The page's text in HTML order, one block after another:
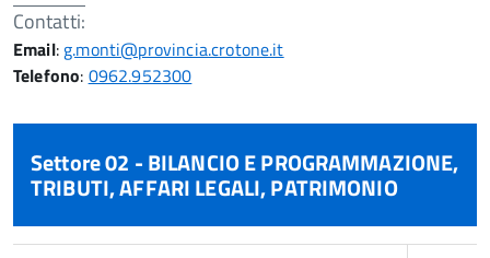
Contatti:
Email: g.monti@provincia.crotone.it
Telefono: 0962.952300
Settore 02 - BILANCIO E PROGRAMMAZIONE,
TRIBUTI, AFFARI LEGALI, PATRIMONIO